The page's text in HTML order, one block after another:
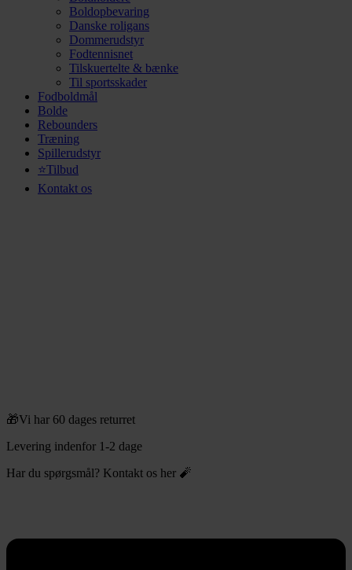
Boldopbevaring
Danske roligans
Dommerudstyr
Fodtennisnet
Tilskuertelte & bænke
Til sportsskader
Fodboldmål
Bolde
Rebounders
Træning
Spillerudstyr
⭐Tilbud
Kontakt os
🎁Vi har 60 dages returret
Levering indenfor 1-2 dage
Har du spørgsmål? Kontakt os her 🧨